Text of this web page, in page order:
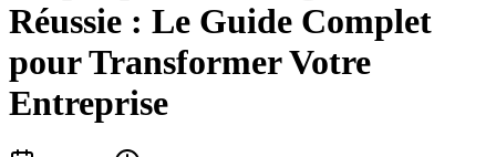
Réussie : Le Guide Complet
pour Transformer Votre
Entreprise